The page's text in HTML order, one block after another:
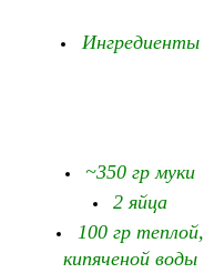
Ингредиенты
~350 гр муки
2 яйца
100 гр теплой,
кипяченой воды